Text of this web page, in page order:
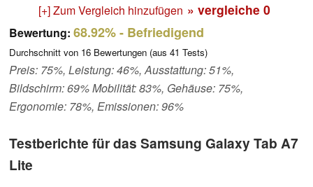
[+] Zum Vergleich hinzufügen » vergleiche 0
Bewertung: 68.92%- Befriedigend
Durchschnitt von 16 Bewertungen (aus 41 Tests)
Preis: 75%, Leistung: 46%, Ausstattung: 51%,
Bildschirm: 69% Mobilität: 83%, Gehäuse: 75%,
Ergonomie: 78%, Emissionen: 96%
Testberichte für das Samsung Galaxy Tab A7
Lite